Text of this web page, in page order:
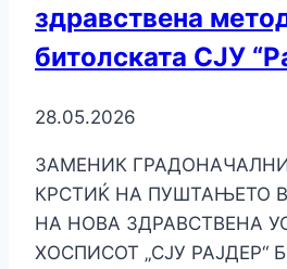
здравствена
битолската СЈУ
28.05.2026
ЗАМЕНИК
КРСТИЌ НА ПУШТАЊЕТО
НА НОВА ЗДРАВСТВЕНА
ХОСПИСОТ „СЈУ РАЈДЕР“